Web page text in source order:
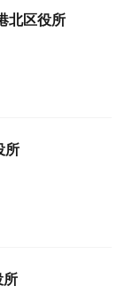
北区役所
所